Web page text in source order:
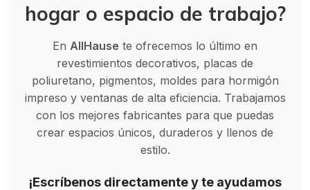
hogar o espacio de trabajo?
En AllHause te ofrecemos lo último en
revestimientos decorativos, placas de
poliuretano, pigmentos, moldes para hormigón
impreso y ventanas de alta eficiencia. Trabajamos
con los mejores fabricantes para que puedas
crear espacios únicos, duraderos y llenos de
estilo.
¡Escríbenos directamente y te ayudamos